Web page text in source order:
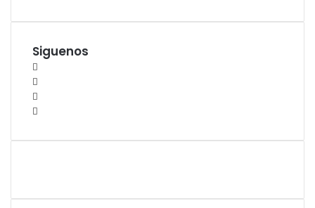
Siguenos